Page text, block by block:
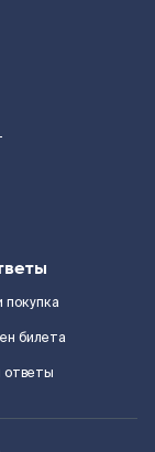
билета
ответы